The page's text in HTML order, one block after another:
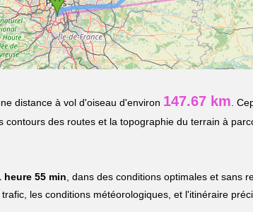
distance à vol d'oiseau d'environ 147.67 km .
contours des routes et la topographie du terrain à
heure 55 min , dans des conditions optimales et sans
les conditions météorologiques, et l'itinéraire